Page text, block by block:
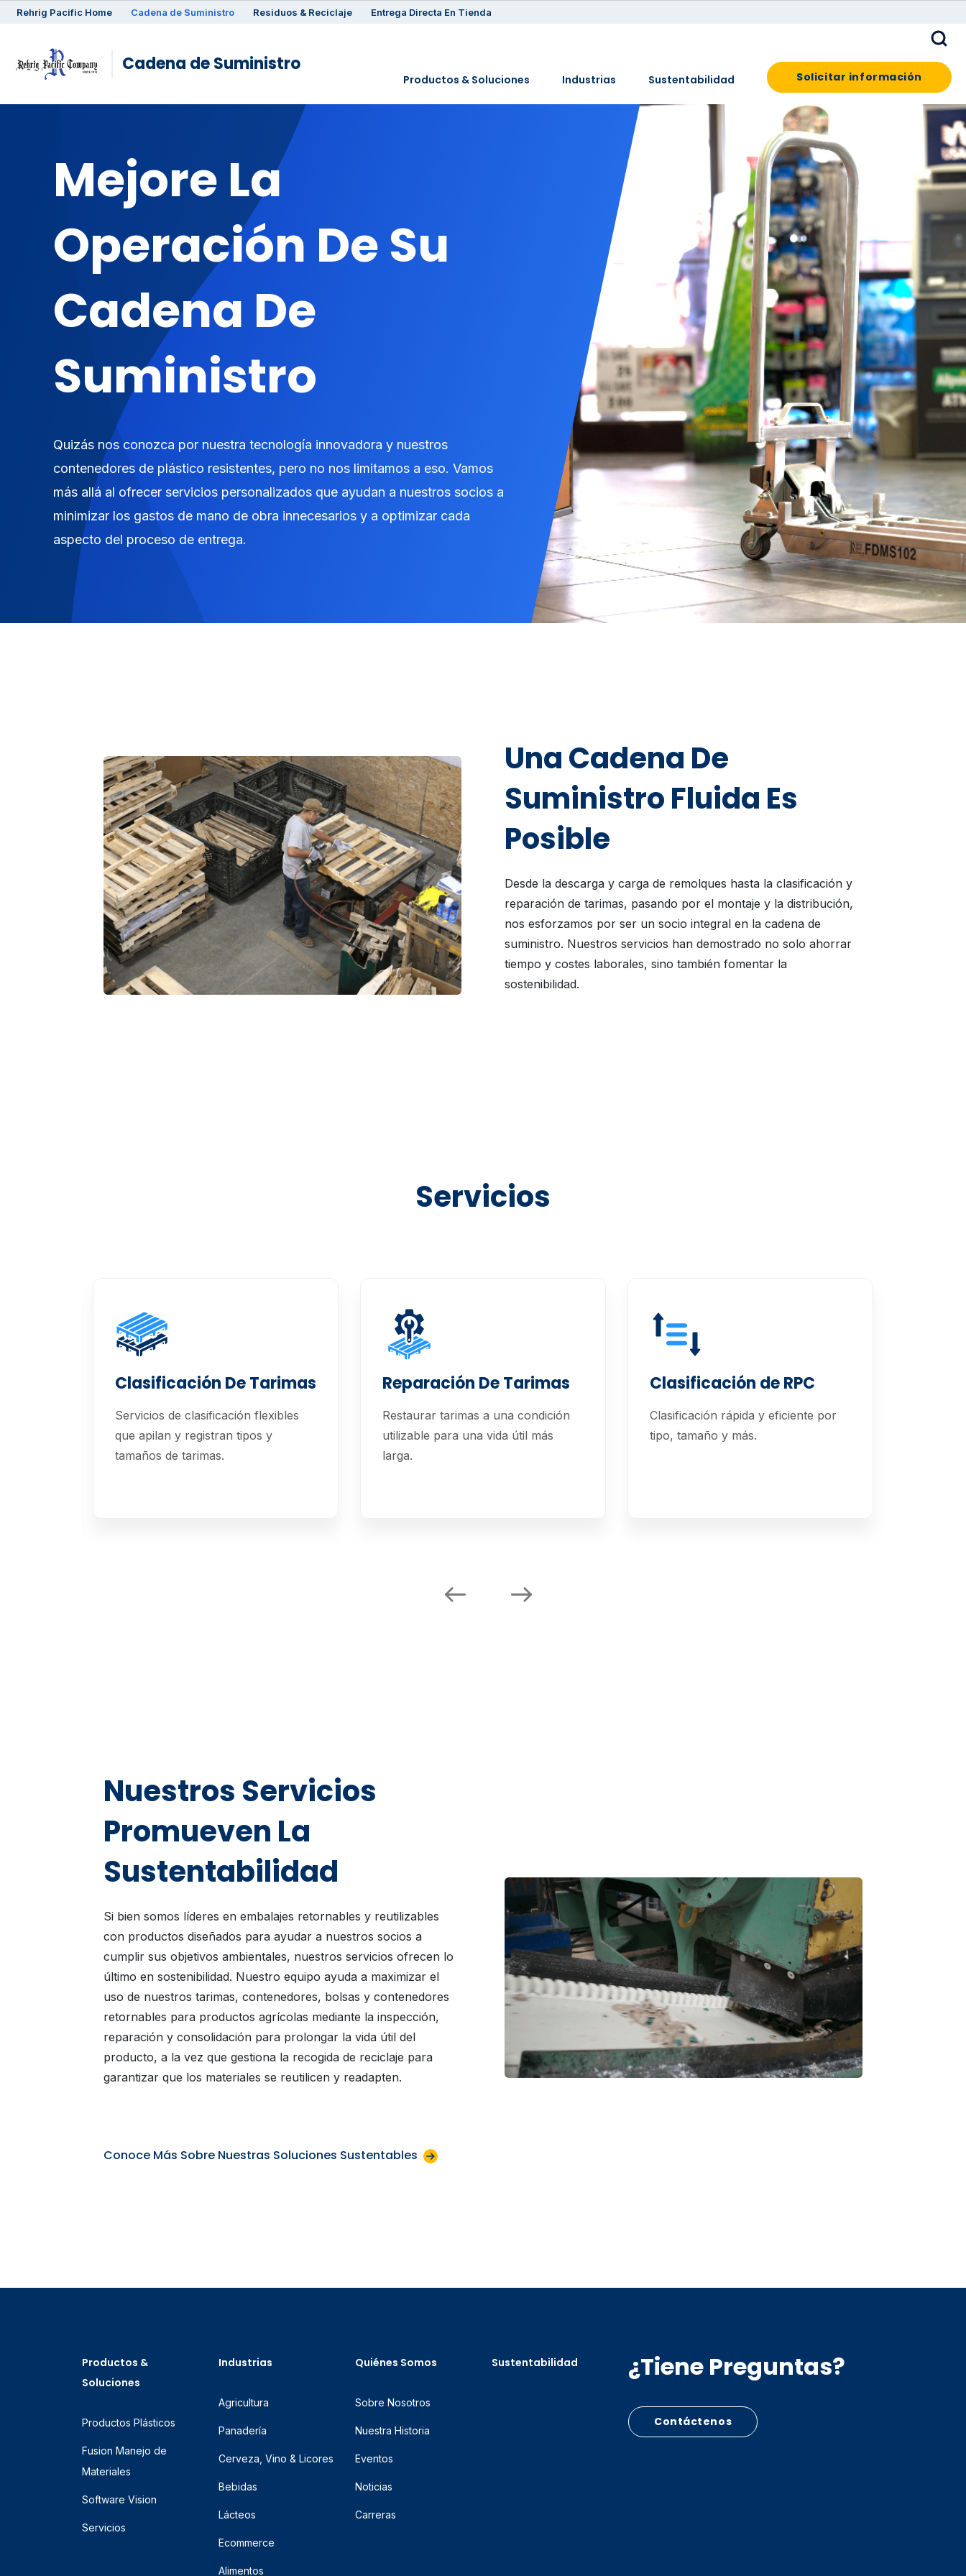
Rehrig Pacific Home Cadena de Suministro Residuos & Reciclaje Entrega Directa En Tienda
Cadena de Suministro
Productos & Soluciones Industrias Sustentabilidad Solicitar información
Mejore La
Operación De Su
Cadena De
Suministro
Quizás nos conozca por nuestra tecnología innovadora y nuestros
contenedores de plástico resistentes, pero no nos limitamos a eso. Vamos
más allá al ofrecer servicios personalizados que ayudan a nuestros socios a
minimizar los gastos de mano de obra innecesarios y a optimizar cada
aspecto del proceso de entrega.
Una Cadena De
Suministro Fluida Es
Posible
Desde la descarga y carga de remolques hasta la clasificación y
reparación de tarimas, pasando por el montaje y la distribución,
nos esforzamos por ser un socio integral en la cadena de
suministro. Nuestros servicios han demostrado no solo ahorrar
tiempo y costes laborales, sino también fomentar la
sostenibilidad.
Servicios
Clasificación De Tarimas
Servicios de clasificación flexibles
que apilan y registran tipos y
tamaños de tarimas.
Reparación De Tarimas
Restaurar tarimas a una condición
utilizable para una vida útil más
larga.
Clasificación de RPC
Clasificación rápida y eficiente por
tipo, tamaño y más.
Nuestros Servicios
Promueven La
Sustentabilidad
Si bien somos líderes en embalajes retornables y reutilizables
con productos diseñados para ayudar a nuestros socios a
cumplir sus objetivos ambientales, nuestros servicios ofrecen lo
último en sostenibilidad. Nuestro equipo ayuda a maximizar el
uso de nuestros tarimas, contenedores, bolsas y contenedores
retornables para productos agrícolas mediante la inspección,
reparación y consolidación para prolongar la vida útil del
producto, a la vez que gestiona la recogida de reciclaje para
garantizar que los materiales se reutilicen y readapten.
Conoce Más Sobre Nuestras Soluciones Sustentables
Productos &
Soluciones
Productos Plásticos
Fusion Manejo de
Materiales
Software Vision
Servicios
Industrias
Agricultura
Panadería
Cerveza, Vino & Licores
Bebidas
Lácteos
Ecommerce
Alimentos
Quiénes Somos
Sobre Nosotros
Nuestra Historia
Eventos
Noticias
Carreras
Sustentabilidad ¿Tiene Preguntas?
Contáctenos